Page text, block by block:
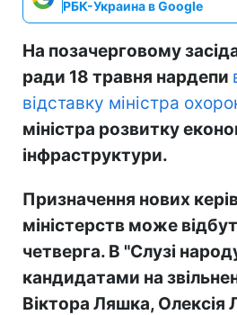
РБК-Украина в Google
На позачерговому
ради 18 травня нардепи
відставку міністра
міністра розвитку
інфраструктури.
Призначення нових
міністерств може
четверга. В "Слузі
кандидатами на
Віктора Ляшка, Олексія